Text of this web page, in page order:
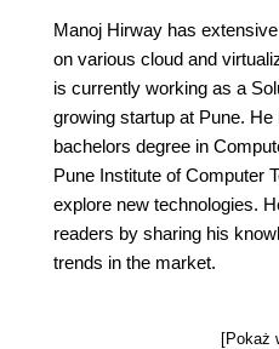
Manoj Hirway has
on various cloud and
is currently working as a
growing startup at Pune.
bachelors degree in
Pune Institute of Computer
explore new technologies.
readers by sharing his
trends in the market.
[Pokaż